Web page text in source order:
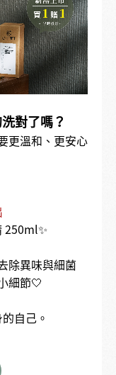
對了嗎？
更溫和、更安心
250ml✨
除異味與細菌
細節🤍
自己。